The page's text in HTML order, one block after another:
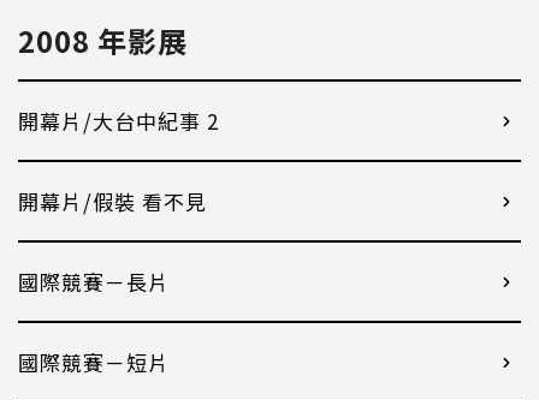
2008 年影展
開幕片/大台中紀事 2
開幕片/假裝 看不見
國際競賽－長片
國際競賽－短片